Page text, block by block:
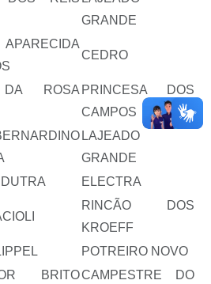
URB 01
para Aplicativos de Escritório
GRANDE
CEDRO
ROSA PRINCESA DOS
CAMPOS
LAJEADO
GRANDE
ELECTRA
RINCÃO DOS
KROEFF
POTREIRO NOVO
BRITOCAMPESTRE DO